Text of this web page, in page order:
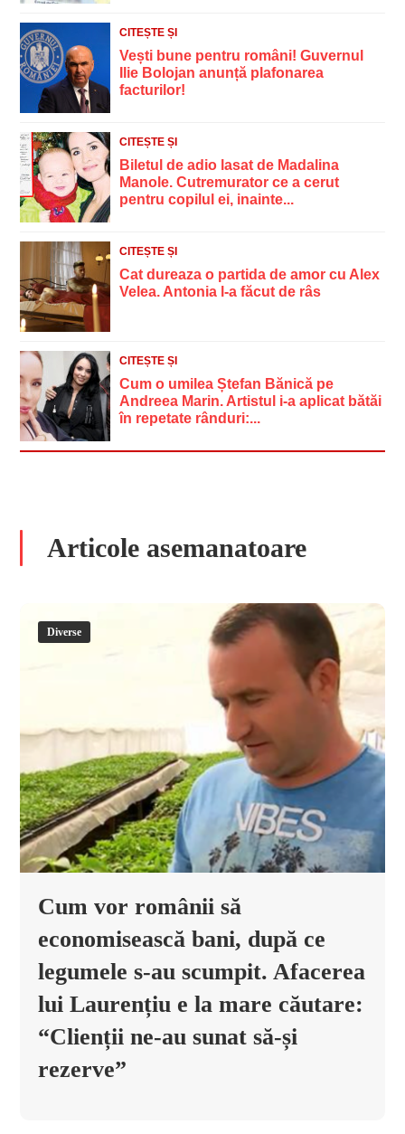
CITEȘTE ȘI
Vești bune pentru români! Guvernul
Ilie Bolojan anunță plafonarea
facturilor!
CITEȘTE ȘI
Biletul de adio lasat de Madalina
Manole. Cutremurator ce a cerut
pentru copilul ei, inainte...
CITEȘTE ȘI
Cat dureaza o partida de amor cu Alex
Velea. Antonia l-a făcut de râs
CITEȘTE ȘI
Cum o umilea Ștefan Bănică pe
Andreea Marin. Artistul i-a aplicat bătăi
în repetate rânduri:...
Articole asemanatoare
Diverse
Cum vor românii să
economisească bani, după ce
legumele s-au scumpit. Afacerea
lui Laurențiu e la mare căutare:
“Clienții ne-au sunat să-și
rezerve”